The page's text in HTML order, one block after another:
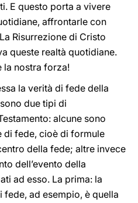
E questo porta a vivere
affrontarle con
Risurrezione di Cristo
queste realtà quotidiane.
la nostra forza!
la verità di fede della
due tipi di
alcune sono
di fede, cioè di formule
della fede; altre invece
dell’evento della
ad esso. La prima: la
ad esempio, è quella